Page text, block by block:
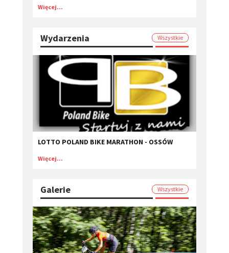
Więcej...
Wydarzenia Wszystkie
LOTTO POLAND BIKE MARATHON - OSSÓW
Więcej...
Galerie Wszystkie